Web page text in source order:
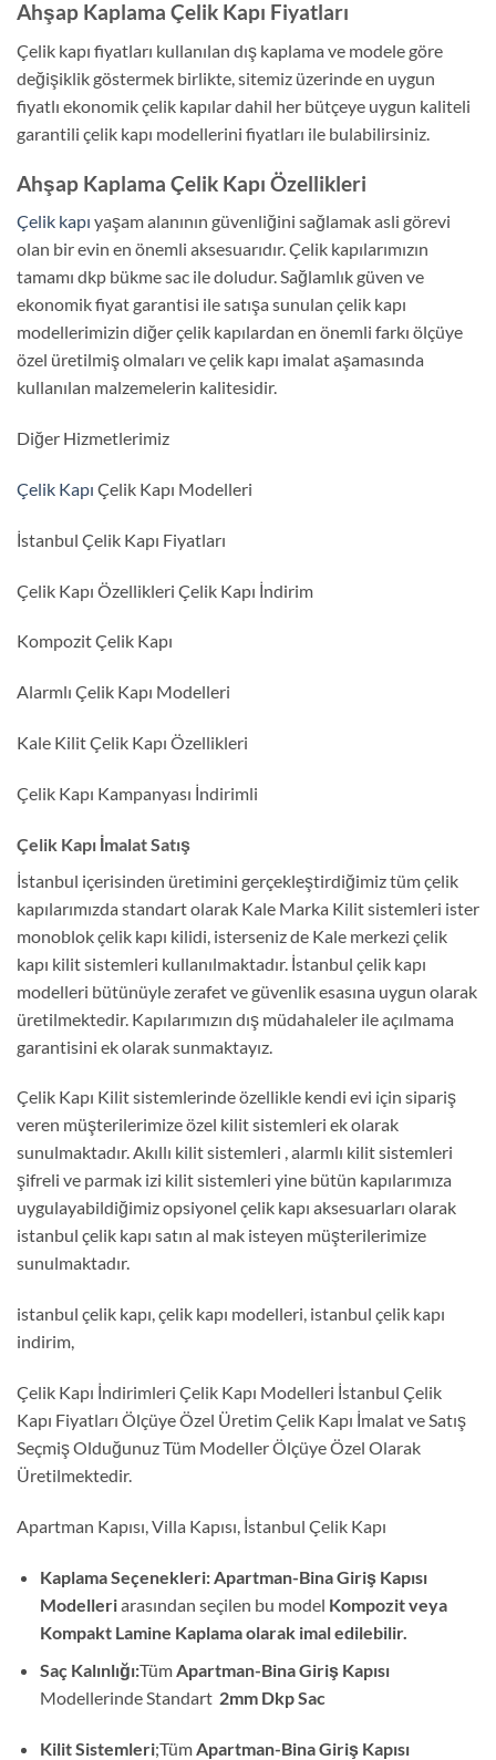
Ahşap Kaplama Çelik Kapı Fiyatları
Çelik kapı fiyatları kullanılan dış kaplama ve modele göre
değişiklik göstermek birlikte, sitemiz üzerinde en uygun
fiyatlı ekonomik çelik kapılar dahil her bütçeye uygun kaliteli
garantili çelik kapı modellerini fiyatları ile bulabilirsiniz.
Ahşap Kaplama Çelik Kapı Özellikleri
Çelik kapı yaşam alanının güvenliğini sağlamak asli görevi
olan bir evin en önemli aksesuarıdır. Çelik kapılarımızın
tamamı dkp bükme sac ile doludur. Sağlamlık güven ve
ekonomik fiyat garantisi ile satışa sunulan çelik kapı
modellerimizin diğer çelik kapılardan en önemli farkı ölçüye
özel üretilmiş olmaları ve çelik kapı imalat aşamasında
kullanılan malzemelerin kalitesidir.
Diğer Hizmetlerimiz
Çelik Kapı Çelik Kapı Modelleri
İstanbul Çelik Kapı Fiyatları
Çelik Kapı Özellikleri Çelik Kapı İndirim
Kompozit Çelik Kapı
Alarmlı Çelik Kapı Modelleri
Kale Kilit Çelik Kapı Özellikleri
Çelik Kapı Kampanyası İndirimli
Çelik Kapı İmalat Satış
İstanbul içerisinden üretimini gerçekleştirdiğimiz tüm çelik
kapılarımızda standart olarak Kale Marka Kilit sistemleri ister
monoblok çelik kapı kilidi, isterseniz de Kale merkezi çelik
kapı kilit sistemleri kullanılmaktadır. İstanbul çelik kapı
modelleri bütünüyle zerafet ve güvenlik esasına uygun olarak
üretilmektedir. Kapılarımızın dış müdahaleler ile açılmama
garantisini ek olarak sunmaktayız.
Çelik Kapı Kilit sistemlerinde özellikle kendi evi için sipariş
veren müşterilerimize özel kilit sistemleri ek olarak
sunulmaktadır. Akıllı kilit sistemleri , alarmlı kilit sistemleri
şifreli ve parmak izi kilit sistemleri yine bütün kapılarımıza
uygulayabildiğimiz opsiyonel çelik kapı aksesuarları olarak
istanbul çelik kapı satın al mak isteyen müşterilerimize
sunulmaktadır.
istanbul çelik kapı, çelik kapı modelleri, istanbul çelik kapı
indirim,
Çelik Kapı İndirimleri Çelik Kapı Modelleri İstanbul Çelik
Kapı Fiyatları Ölçüye Özel Üretim Çelik Kapı İmalat ve Satış
Seçmiş Olduğunuz Tüm Modeller Ölçüye Özel Olarak
Üretilmektedir.
Apartman Kapısı, Villa Kapısı, İstanbul Çelik Kapı
Kaplama Seçenekleri: Apartman-Bina Giriş Kapısı
Modelleriarasından seçilen bu model Kompozit veya
Kompakt Lamine Kaplama olarak imal edilebilir.
Saç Kalınlığı:TümApartman-Bina Giriş Kapısı
Modellerinde Standart 2mm Dkp Sac
Kilit Sistemleri;TümApartman-Bina Giriş Kapısı